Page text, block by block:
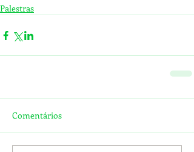
Palestras
Comentários